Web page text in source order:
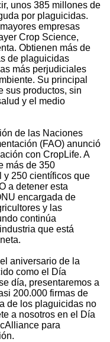
unos 385 millones de
por plaguicidas.
empresas
Crop Science,
Obtienen más de
de plaguicidas
más perjudiciales
Su principal
sus productos, sin
y el medio
de las Naciones
(FAO) anunció
con CropLife. A
más de 350
y 250 científicos que
a detener esta
encargada de
y las
continúa
que está
aniversario de la
como el Día
día, presentaremos a
200.000 firmas de
de los plaguicidas no
a nosotros en el Día
para